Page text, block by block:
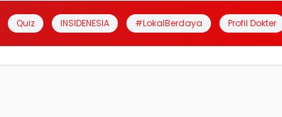
Quiz INSIDENESIA #LokalBerdaya Profil Dokter